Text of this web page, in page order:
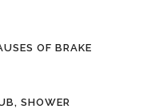
OF BRAKE
SHOWER